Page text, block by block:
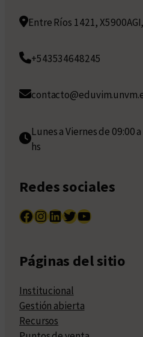
Entre Ríos 1421,
+543534648245
Lunes a Viernes de 09:00
hs
Redes sociales
Facebook InstagramLinkedIn Twitter YouTube
Páginas del sitio
Institucional
Gestión abierta
Recursos